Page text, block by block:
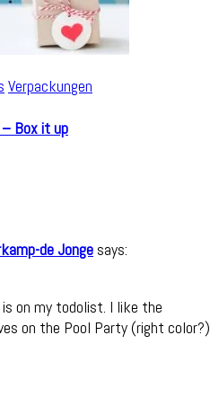
Verpackungen
Box it up
de Jonge says:
is on my todolist. I like the
on the Pool Party (right color?)